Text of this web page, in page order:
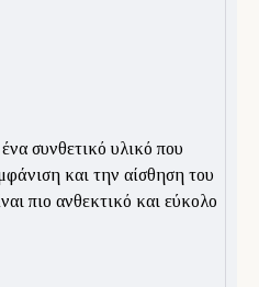
συνθετικό υλικό που
και την αίσθηση του
πιο ανθεκτικό και εύκολο